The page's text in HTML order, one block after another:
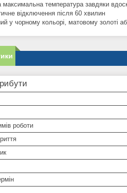
максимальна температура завдяки
відключення після 60 хвилин
у чорному кольорі, матовому золоті
роботи